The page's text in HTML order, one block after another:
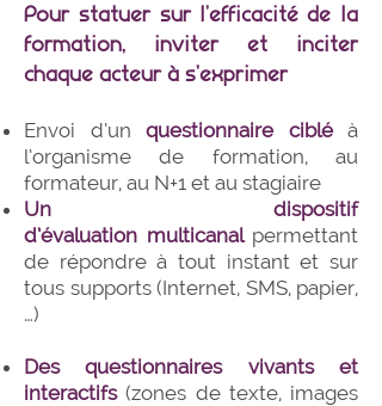
Pour statuer sur l’efficacité de la
formation, inviter et inciter
chaque acteur à s’exprimer
Envoi d’un questionnaire cibléà
l’organisme de formation, au
formateur, au N+1 et au stagiaire
Un dispositif
d’évaluation multicanalpermettant
de répondre à tout instant et sur
tous supports (Internet, SMS, papier,
…)
Des questionnaires vivants et
interactifs(zones de texte, images